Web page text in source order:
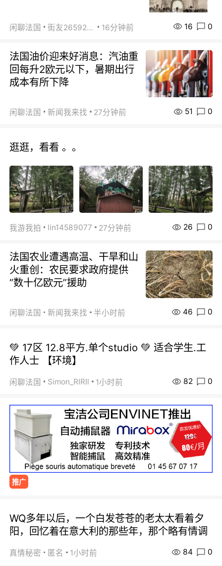
闲聊法国 街友26592800 16分钟前 16 0
法国油价迎来好消息：汽油重
回每升2欧元以下，暑期出行
成本有所下降
闲聊法国 新闻我来找 27分钟前 51 0
逛逛，看看 。。
我游我拍 lin14589077 27分钟前 26 0
法国农业遭遇高温、干旱和山
火重创：农民要求政府提供
“数十亿欧元”援助
闲聊法国 新闻我来找 半小时前 46 0
💚 17区 12.8平方.单个studio 💚 适合学生.工
作人士 【环境】
闲聊法国 Simon_RIRIl 1小时前 82 0
推广
WQ多年以后，一个白发苍苍的老太太看着夕
阳，回忆着在意大利的那些年，那个略有情调
真情秘密 匿名 1小时前 84 0